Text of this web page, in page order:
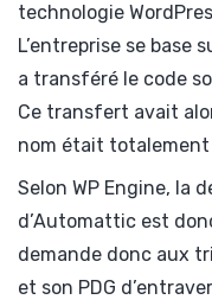
technologie
L’entreprise se base
a transféré le code
Ce transfert avait
nom était
Selon WP Engine, la
d’Automattic est
demande donc aux
et son PDG